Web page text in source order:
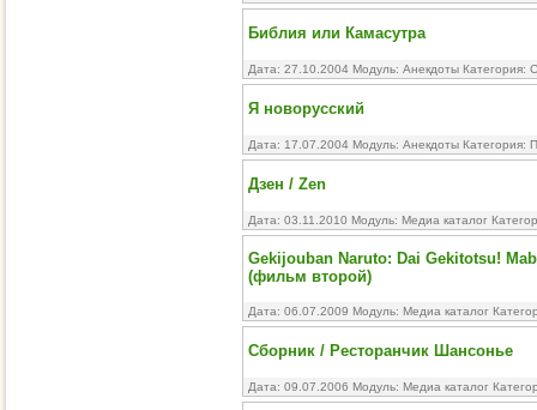
Библия или Камасутра
Дата: 27.10.2004 Модуль: Анекдоты Категория:
Я новорусский
Дата: 17.07.2004 Модуль: Анекдоты Категория:
Дзен / Zen
Дата: 03.11.2010 Модуль: Медиа каталог
Gekijouban Naruto: Dai Gekitotsu!
(фильм второй)
Дата: 06.07.2009 Модуль: Медиа каталог
Сборник / Ресторанчик Шансонье
Дата: 09.07.2006 Модуль: Медиа каталог